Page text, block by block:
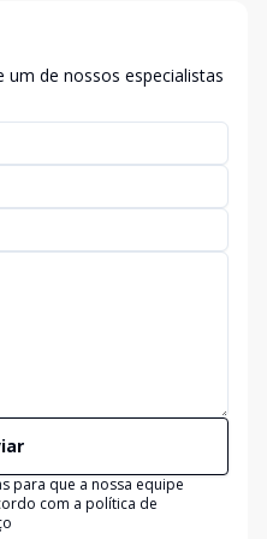
um de nossos especialistas
para que a nossa equipe
com a política de